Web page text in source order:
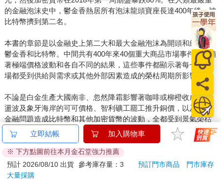
的金融泡沫史中，鬱金香熱居所有泡沫龍頭寶座長達400年後，被
比特幣擠到第二名。
本書的章節是以金融史上第二大和最大金融泡沫為開頭和結尾：
鬱金香和比特幣。中間共有400年來40個重大商品市場事件，伴隨
著極端價格波動和各自不同的結果，這些事件都顯示著每一個市
場都受到供給與需求或其他外部因素造成的榮枯周期所影響。
不論是白金生產大國南非、忽然降霜影響著咖啡或柳橙收成、動
盪波及象牙海岸的可可價格、智利礦工罷工推升銅價，以及因為
金融問題造成比特幣和其他加密貨幣的波動，全都受到景氣榮枯
周期的影響。
大宗商品和加密貨幣市場正在投資大趨勢的十字路口，就像人口
轉型、氣候變遷、電器化和數位化一樣。投資大宗商品、區塊鏈
及其應用仍將是一場刺激的旅程。
立即結帳 加入購物車
※ 下方點圖前往本月金石堂強力推薦
預計 2026/08/10 出貨 參考庫存量：3 預訂門市商品
門市庫存
大量採購